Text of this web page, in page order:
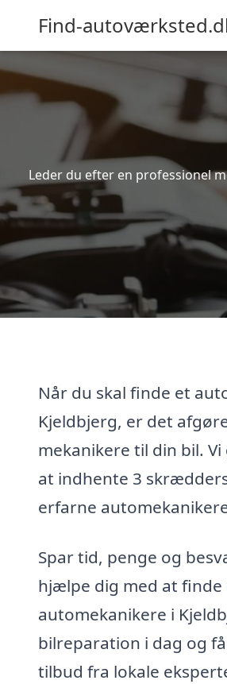
Find-
Leder du efter en professionel
Når du skal finde et
Kjeldbjerg, er det
mekanikere til din bil.
at indhente 3
erfarne
Spar tid, penge og
hjælpe dig med at finde
automekanikere i
bilreparation i dag og
tilbud fra lokale